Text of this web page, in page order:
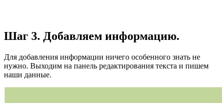
Шаг 3. Добавляем информацию.
Для добавления информации ничего особенного знать не
нужно. Выходим на панель редактирования текста и пишем
наши данные.